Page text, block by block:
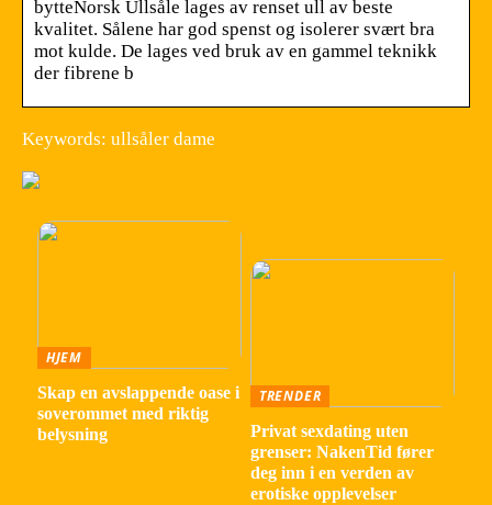
bytteNorsk Ullsåle lages av renset ull av beste
kvalitet. Sålene har god spenst og isolerer svært bra
mot kulde. De lages ved bruk av en gammel teknikk
der fibrene b
Keywords: ullsåler dame
HJEM
Skap en avslappende oase i
soverommet med riktig
belysning
TRENDER
Privat sexdating uten
grenser: NakenTid fører
deg inn i en verden av
erotiske opplevelser